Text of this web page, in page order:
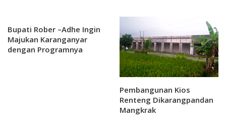
Surakarta Bersama
Menggelar Workshop
Citizen Jurnalism
Bupati Rober –Adhe Ingin
Majukan Karanganyar
dengan Programnya
Pembangunan Kios
Renteng Dikarangpandan
Mangkrak